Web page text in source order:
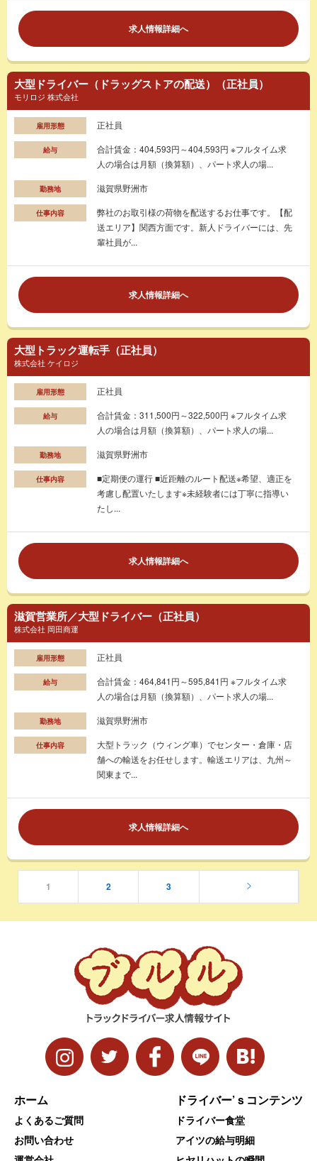
求人情報詳細へ
大型ドライバー（ドラッグストアの配送）（正社員）
モリロジ 株式会社
雇用形態 正社員
給与
合計賃金：404,593円～404,593円 ※フルタイム求
人の場合は月額（換算額）、パート求人の場...
勤務地 滋賀県野洲市
仕事内容
弊社のお取引様の荷物を配送するお仕事です。【配
送エリア】関西方面です。新人ドライバーには、先
輩社員が...
求人情報詳細へ
大型トラック運転手（正社員）
株式会社 ケイロジ
雇用形態 正社員
給与
合計賃金：311,500円～322,500円 ※フルタイム求
人の場合は月額（換算額）、パート求人の場...
勤務地 滋賀県野洲市
仕事内容
■定期便の運行 ■近距離のルート配送※希望、適正を
考慮し配置いたします※未経験者には丁寧に指導い
たし...
求人情報詳細へ
滋賀営業所／大型ドライバー（正社員）
株式会社 岡田商運
雇用形態 正社員
給与
合計賃金：464,841円～595,841円 ※フルタイム求
人の場合は月額（換算額）、パート求人の場...
勤務地 滋賀県野洲市
仕事内容
大型トラック（ウィング車）でセンター・倉庫・店
舗への輸送をお任せします。輸送エリアは、九州～
関東まで...
求人情報詳細へ
1 2 3
ホーム
よくあるご質問
お問い合わせ
ドライバー’ｓコンテンツ
ドライバー食堂
アイツの給与明細